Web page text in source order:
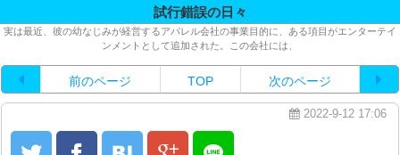
試行錯誤の日々
実は最近、彼の幼なじみが経営するアパレル会社の事業目的に、ある項目がエンターテイ
ンメントとして追加された。この会社には、
前のページ TOP 次のページ
2022-9-12 17:06